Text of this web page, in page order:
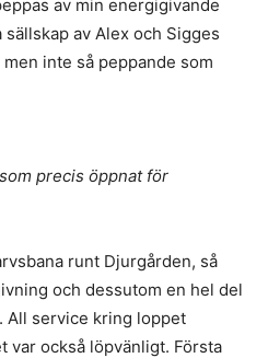
av min energigivande
av Alex och Sigges
inte så peppande som
precis öppnat för
runt Djurgården, så
och dessutom en hel del
All service kring loppet
var också löpvänligt. Första